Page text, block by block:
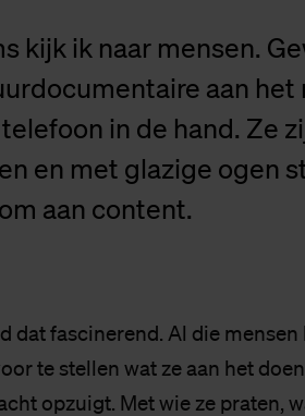
kijk ik naar mensen.
aan
in de hand. Ze
en met glazige ogen
aan content.
dat fascinerend. Al die
te stellen wat ze aan het
opzuigt. Met wie ze praten,